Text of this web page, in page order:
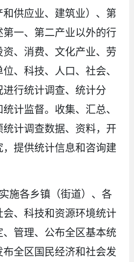
供应业、建筑业）、第
第一、第二产业以外的行
资、消费、文化产业、劳
、科技、人口、社会、
行统计调查、统计分
计监督。收集、汇总、
计调查数据、资料，开
，提供统计信息和咨询建
施各乡镇（街道）、各
会、科技和资源环境统计
管理、公布全区基本统
全区国民经济和社会发